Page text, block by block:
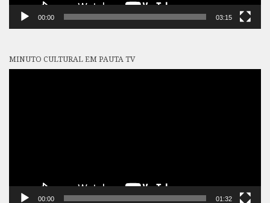
00:00 03:15
MINUTO CULTURAL EM PAUTA TV
00:00 01:32